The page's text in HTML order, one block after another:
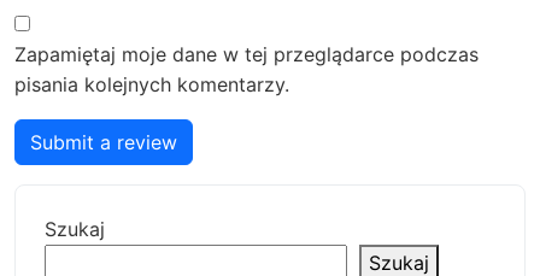
Zapamiętaj moje dane w tej przeglądarce podczas
pisania kolejnych komentarzy.
Submit a review
Szukaj
Szukaj